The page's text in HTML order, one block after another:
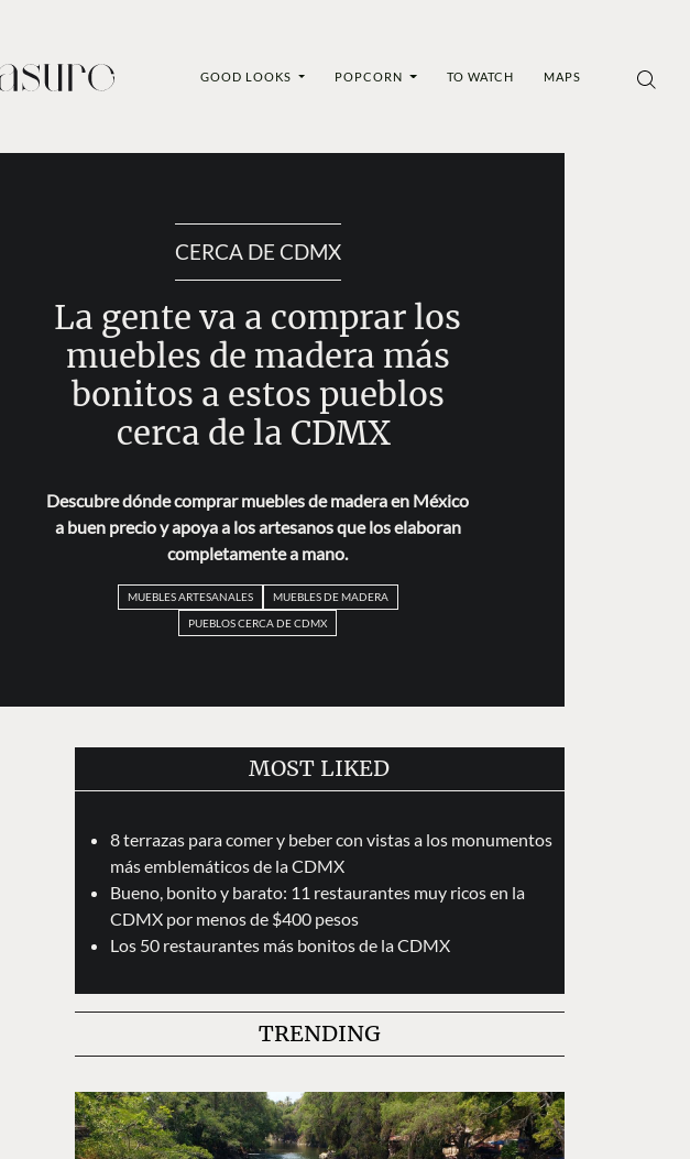
GOOD LOOKS POPCORN TO WATCH MAPS
CERCA DE CDMX
La gente va a comprar los
muebles de madera más
bonitos a estos pueblos
cerca de la CDMX
Descubre dónde comprar muebles de madera en México
a buen precio y apoya a los artesanos que los elaboran
completamente a mano.
MUEBLES ARTESANALES
MUEBLES DE MADERA
PUEBLOS CERCA DE CDMX
MOST LIKED
8 terrazas para comer y beber con vistas a los monumentos
más emblemáticos de la CDMX
Bueno, bonito y barato: 11 restaurantes muy ricos en la
CDMX por menos de $400 pesos
Los 50 restaurantes más bonitos de la CDMX
TRENDING